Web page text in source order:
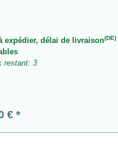
expédier, délai de livraison(DE)
restant: 3
:
€